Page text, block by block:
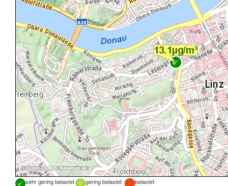
Quellen:DORIS, basemap.at
sehr gering belastet gering belastet
belastet